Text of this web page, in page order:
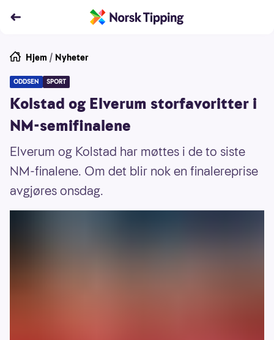
Hjem / Nyheter
ODDSEN SPORT
Kolstad og Elverum storfavoritter i
NM-semifinalene
Elverum og Kolstad har møttes i de to siste
NM-finalene. Om det blir nok en finalereprise
avgjøres onsdag.